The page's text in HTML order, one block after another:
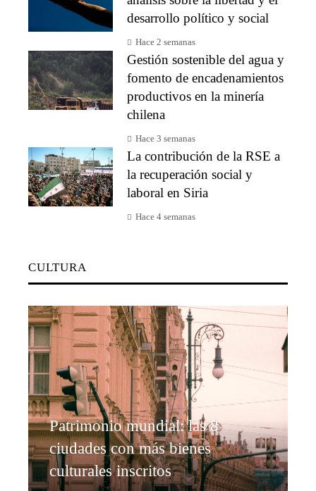
desarrollo político y social
Hace 2 semanas
Gestión sostenible del agua y
fomento de encadenamientos
productivos en la minería
chilena
Hace 3 semanas
La contribución de la RSE a
la recuperación social y
laboral en Siria
Hace 4 semanas
CULTURA
Patrimonio mundial: las 8
ciudades con más bienes
culturales inscritos